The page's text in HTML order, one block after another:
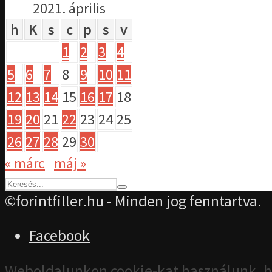
2021. április
h
K s c p s
v
1
2 3
4
5
6 7 8 9 10 11
12 13 14 15 16 17 18
19 20 21 22 23 24 25
26 27 28 29 30
« márc máj »
©forintfiller.hu - Minden jog fenntartva.
Facebook